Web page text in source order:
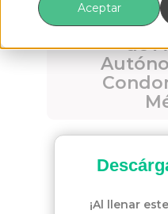
Aceptar
Vivir sin
de
¡Al llenar